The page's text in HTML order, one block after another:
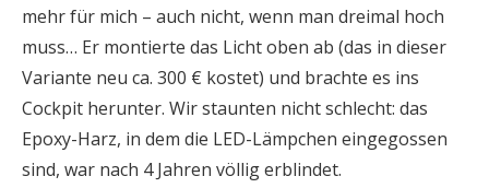
mehr für mich – auch nicht, wenn man dreimal hoch
muss… Er montierte das Licht oben ab (das in dieser
Variante neu ca. 300 € kostet) und brachte es ins
Cockpit herunter. Wir staunten nicht schlecht: das
Epoxy-Harz, in dem die LED-Lämpchen eingegossen
sind, war nach 4 Jahren völlig erblindet.